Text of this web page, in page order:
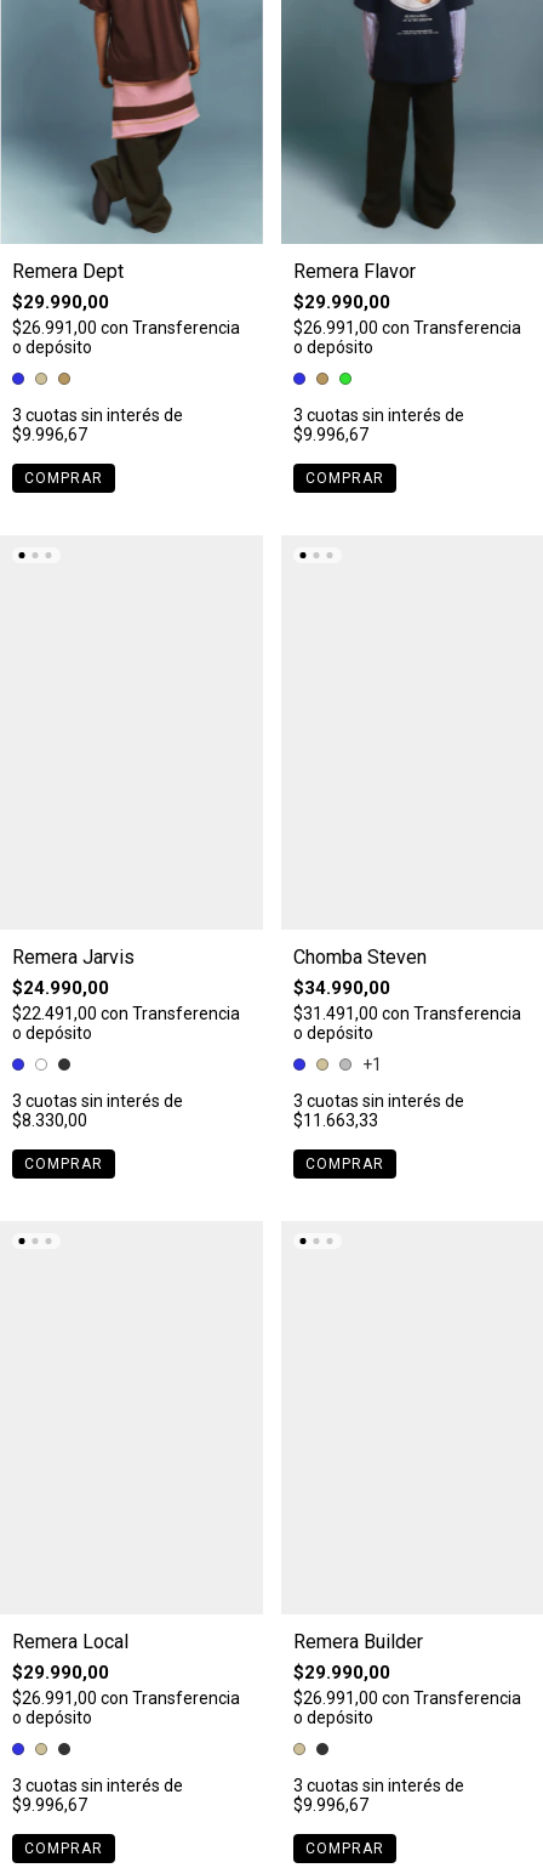
Remera Dept
$29.990,00
$26.991,00 con Transferencia
o depósito
3 cuotas sin interés de
$9.996,67
COMPRAR
Remera Flavor
$29.990,00
$26.991,00 con Transferencia
o depósito
3 cuotas sin interés de
$9.996,67
COMPRAR
Remera Jarvis
$24.990,00
$22.491,00 con Transferencia
o depósito
3 cuotas sin interés de
$8.330,00
COMPRAR
Chomba Steven
$34.990,00
$31.491,00 con Transferencia
o depósito
+1
3 cuotas sin interés de
$11.663,33
COMPRAR
Remera Local
$29.990,00
$26.991,00 con Transferencia
o depósito
3 cuotas sin interés de
$9.996,67
COMPRAR
Remera Builder
$29.990,00
$26.991,00 con Transferencia
o depósito
3 cuotas sin interés de
$9.996,67
COMPRAR